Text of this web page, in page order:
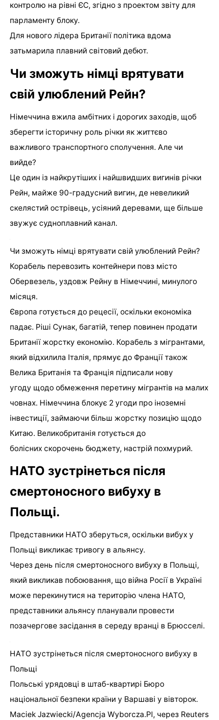
контролю на рівні ЄС, згідно з проектом звіту для
парламенту блоку.
Для нового лідера Британії політика вдома
затьмарила плавний світовий дебют.
Чи зможуть німці врятувати
свій улюблений Рейн?
Німеччина вжила амбітних і дорогих заходів, щоб
зберегти історичну роль річки як життєво
важливого транспортного сполучення. Але чи
вийде?
Це один із найкрутіших і найшвидших вигинів річки
Рейн, майже 90-градусний вигин, де невеликий
скелястий острівець, усіяний деревами, ще більше
звужує судноплавний канал.
Чи зможуть німці врятувати свій улюблений Рейн?
Корабель перевозить контейнери повз місто
Обервезель, уздовж Рейну в Німеччині, минулого
місяця.
Європа готується до рецесії, оскільки економіка
падає. Ріші Сунак, багатій, тепер повинен продати
Британії жорстку економію. Корабель з мігрантами,
який відхилила Італія, прямує до Франції також
Велика Британія та Франція підписали нову
угоду щодо обмеження перетину мігрантів на малих
човнах. Німеччина блокує 2 угоди про іноземні
інвестиції, займаючи більш жорстку позицію щодо
Китаю. Великобританія готується до
болісних скорочень бюджету, настрій похмурий.
НАТО зустрінеться після
смертоносного вибуху в
Польщі.
Представники НАТО зберуться, оскільки вибух у
Польщі викликає тривогу в альянсу.
Через день після смертоносного вибуху в Польщі,
який викликав побоювання, що війна Росії в Україні
може перекинутися на територію члена НАТО,
представники альянсу планували провести
позачергове засідання в середу вранці в Брюсселі.
НАТО зустрінеться після смертоносного вибуху в
Польщі
Польські урядовці в штаб-квартирі Бюро
національної безпеки країни у Варшаві у вівторок.
Maciek Jazwiecki/Agencja Wyborcza.Pl, через Reuters